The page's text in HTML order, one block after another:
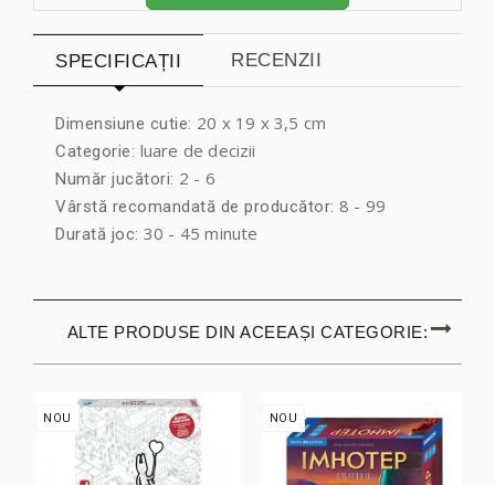
SPECIFICAȚII RECENZII
Dimensiune cutie: 20 x 19 x 3,5 cm
Categorie: luare de decizii
Număr jucători: 2 - 6
Vârstă recomandată de producător: 8 - 99
Durată joc: 30 - 45 minute
ALTE PRODUSE DIN ACEEAȘI CATEGORIE:
NOU NOU